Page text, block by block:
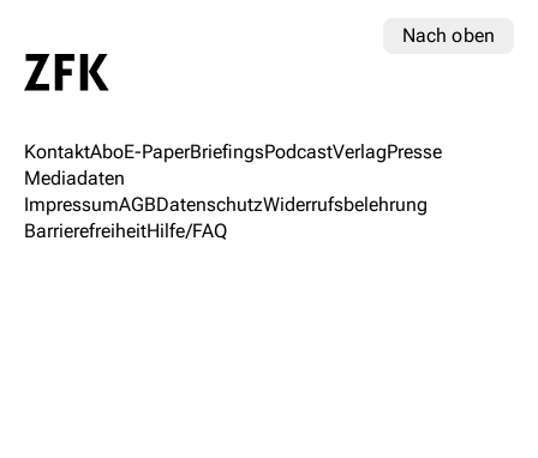
Nach oben
KontaktAboE-PaperBriefingsPodcastVerlagPresse
Mediadaten
ImpressumAGBDatenschutzWiderrufsbelehrung
BarrierefreiheitHilfe/FAQ